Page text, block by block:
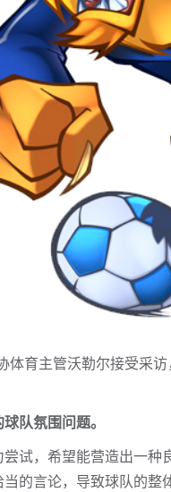
体育主管沃勒尔接受采
队氛围问题。
试，希望能营造出一
的言论，导致球队的整